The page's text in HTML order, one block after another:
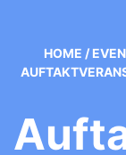
HOME /